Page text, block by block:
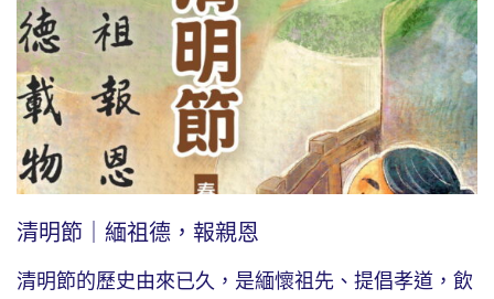
清明節｜緬祖德，報親恩
清明節的歷史由來已久，是緬懷祖先、提倡孝道，飲